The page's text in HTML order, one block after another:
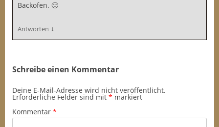
Backofen. 🙂
Antworten ↓
Schreibe einen Kommentar
Deine E-Mail-Adresse wird nicht veröffentlicht.
Erforderliche Felder sind mit * markiert
Kommentar *